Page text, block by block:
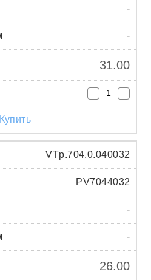
-
-
31.00
Купить
VTp.704.0.040032
PV7044032
-
-
26.00